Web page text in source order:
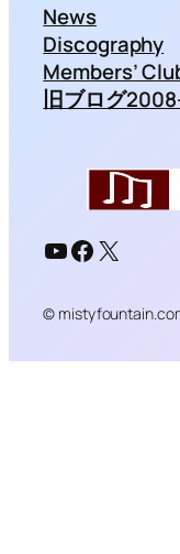
News
Discography
Members’
旧ブログ
YouTube
Facebook
X
©